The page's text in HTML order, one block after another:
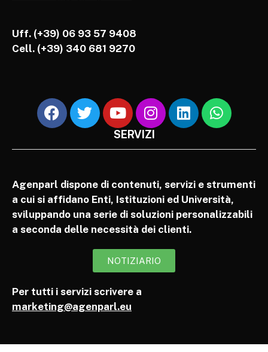
Uff. (+39) 06 93 57 9408
Cell. (+39) 340 681 9270
SERVIZI
Agenparl dispone di contenuti, servizi e strumenti
a cui si affidano Enti, Istituzioni ed Università,
sviluppando una serie di soluzioni personalizzabili
a seconda delle necessità dei clienti.
NOTIZIARIO
Per tutti i servizi scrivere a
marketing@agenparl.eu